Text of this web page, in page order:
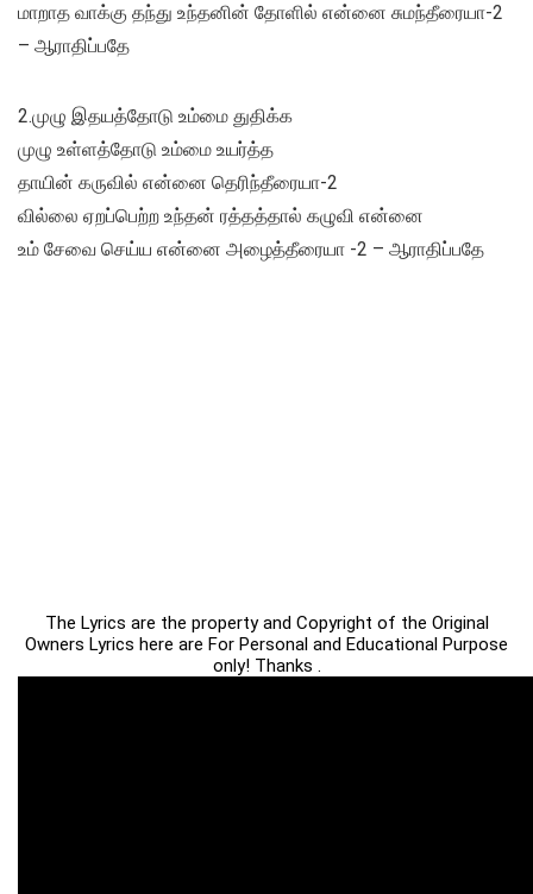
மாறாத வாக்கு தந்து உந்தனின் தோளில் என்னை சுமந்தீரையா-2
– ஆராதிப்பதே
2.முழு இதயத்தோடு உம்மை துதிக்க
முழு உள்ளத்தோடு உம்மை உயர்த்த
தாயின் கருவில் என்னை தெரிந்தீரையா-2
வில்லை ஏறப்பெற்ற உந்தன் ரத்தத்தால் கழுவி என்னை
உம் சேவை செய்ய என்னை அழைத்தீரையா -2 – ஆராதிப்பதே
The Lyrics are the property and Copyright of the Original
Owners Lyrics here are For Personal and Educational Purpose
only! Thanks .